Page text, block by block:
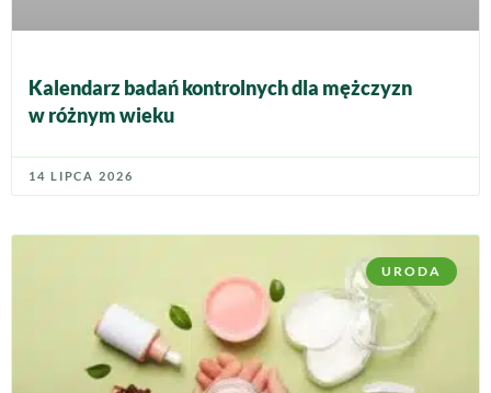
Kalendarz badań kontrolnych dla mężczyzn
w różnym wieku
14 LIPCA 2026
URODA